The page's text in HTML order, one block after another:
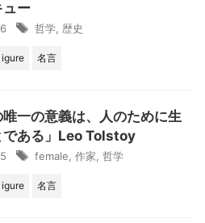
ュー
哲学 歴史
名言
唯一の意義は、人のために生
である」Leo Tolstoy
female 作家 哲学
名言